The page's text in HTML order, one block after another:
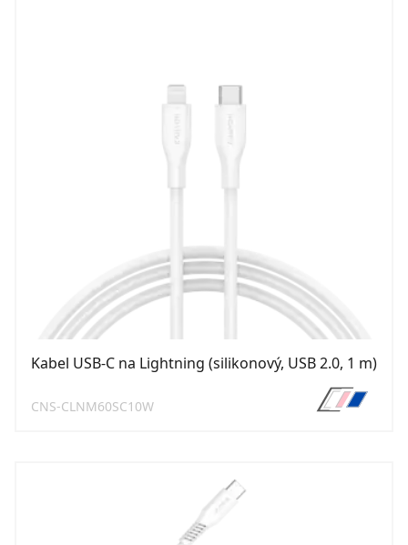
Kabel USB-C na Lightning (silikonový, USB 2.0, 1 m)
CNS-CLNM60SC10W